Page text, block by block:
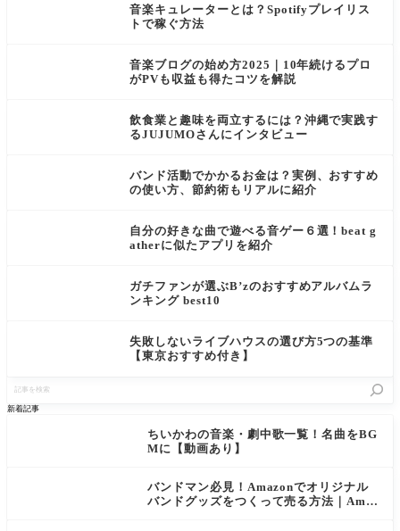
を
新着記事
ちいかわの音楽・劇中歌一覧！名曲をBG
Mに【動画あり】
バンドマン必見！Amazonでオリジナル
バンドグッズをつくって売る方法｜Amaz
音楽キュレーターとは？Spotifyプレイリス
トで稼ぐ方法
音楽ブログの始め方2025｜10年続けるプロ
がPVも収益も得たコツを解説
飲食業と趣味を両立するには？沖縄で実践す
るJUJUMOさんにインタビュー
バンド活動でかかるお金は？実例、おすすめ
の使い方、節約術もリアルに紹介
自分の好きな曲で遊べる音ゲー６選！beat g
atherに似たアプリを紹介
ガチファンが選ぶB’zのおすすめアルバムラ
ンキング best10
失敗しないライブハウスの選び方5つの基準
【東京おすすめ付き】